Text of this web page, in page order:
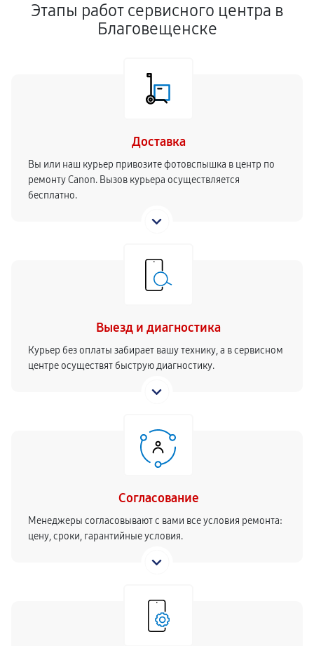
Этапы работ сервисного центра в
Благовещенске
Доставка
Вы или наш курьер привозите фотовспышка в центр по
ремонту Canon. Вызов курьера осуществляется
бесплатно.
Выезд и диагностика
Курьер без оплаты забирает вашу технику, а в сервисном
центре осуществят быструю диагностику.
Согласование
Менеджеры согласовывают с вами все условия ремонта:
цену, сроки, гарантийные условия.